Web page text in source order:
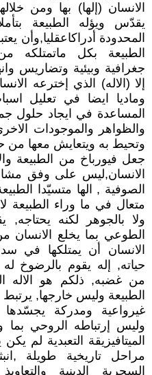
الانسان (إلها) بها ومن
يقدّس ويؤله الطبيعة
المحدودة أدراكاعقليا,وأن
الطبيعة بكل ماتمتلكه
جغرافية وبيئية وتضاريس
إلا (الاله) الذي إخترعه
وماديا ايضا في تعليل
المساعدة في ايجاد حلول
والظواهر والموجودات
وتحيط به ويتعايش معها من
جعل فيورباخ من الطبيعة
الانسان,ليس على وفق
الصوفية , الها متسيّدا
متعال في ما وراء الطبيعة
ولا بالجوهر لكنه يحتاجه,
الطوعي بما يخلع الانسان
الانسان أن يمتلكها في
حياته, إله يقوم بالرضوخ
من غضبه, ذلكم هو الاله
الطبيعة وليس خارجها, يرتبط
غيرواعية ومدركة يجسّدها
وليس إرتباطه الروحي بما
الميتافيزيقة التعبدية لم
مراحل تاريخية طويلة
السحرية الدينية